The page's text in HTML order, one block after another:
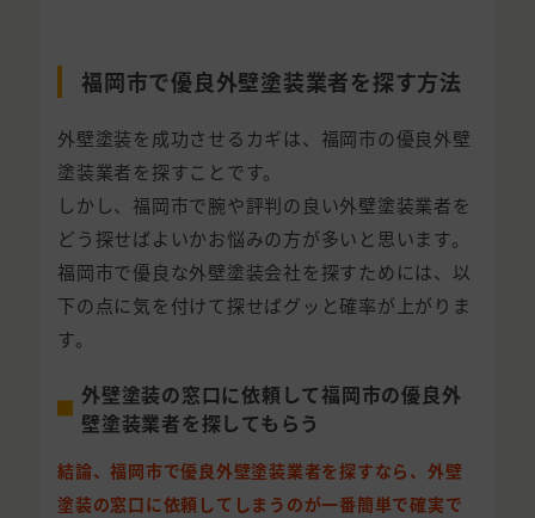
福岡市で優良外壁塗装業者を探す方法
外壁塗装を成功させるカギは、福岡市の優良外壁
塗装業者を探すことです。
しかし、福岡市で腕や評判の良い外壁塗装業者を
どう探せばよいかお悩みの方が多いと思います。
福岡市で優良な外壁塗装会社を探すためには、以
下の点に気を付けて探せばグッと確率が上がりま
す。
外壁塗装の窓口に依頼して福岡市の優良外
壁塗装業者を探してもらう
結論、福岡市で優良外壁塗装業者を探すなら、外壁
塗装の窓口に依頼してしまうのが一番簡単で確実で